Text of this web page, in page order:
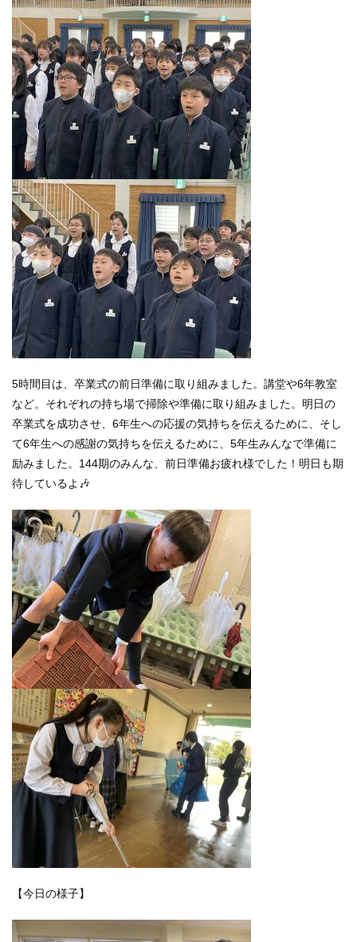
5時間目は、卒業式の前日準備に取り組みました。講堂や6年教室
など。それぞれの持ち場で掃除や準備に取り組みました。明日の
卒業式を成功させ、6年生への応援の気持ちを伝えるために、そし
て6年生への感謝の気持ちを伝えるために、5年生みんなで準備に
励みました。144期のみんな、前日準備お疲れ様でした！明日も期
待しているよ🎶
【今日の様子】